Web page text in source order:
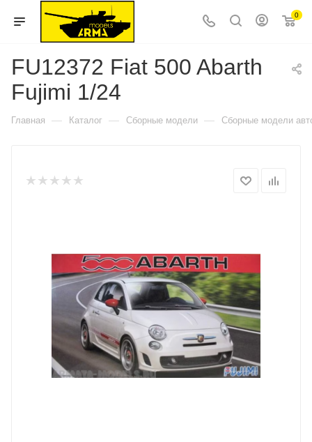
0
FU12372 Fiat 500 Abarth
Fujimi 1/24
Главная — Каталог — Сборные модели — Сборные модели